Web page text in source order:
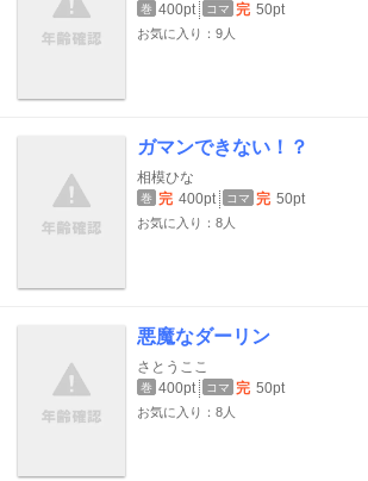
巻 400pt コマ 完 50pt
お気に入り：9人
ガマンできない！？
相模ひな
巻 完 400pt コマ 完 50pt
お気に入り：8人
悪魔なダーリン
さとうここ
巻 400pt コマ 完 50pt
お気に入り：8人